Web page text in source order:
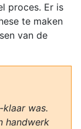
proces. Er is
te maken
van de
was.
handwerk